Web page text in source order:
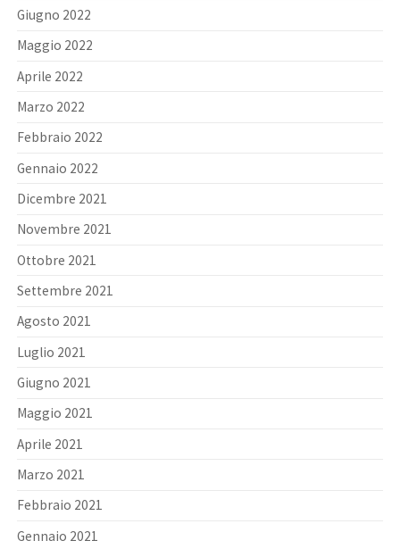
Giugno 2022
Maggio 2022
Aprile 2022
Marzo 2022
Febbraio 2022
Gennaio 2022
Dicembre 2021
Novembre 2021
Ottobre 2021
Settembre 2021
Agosto 2021
Luglio 2021
Giugno 2021
Maggio 2021
Aprile 2021
Marzo 2021
Febbraio 2021
Gennaio 2021